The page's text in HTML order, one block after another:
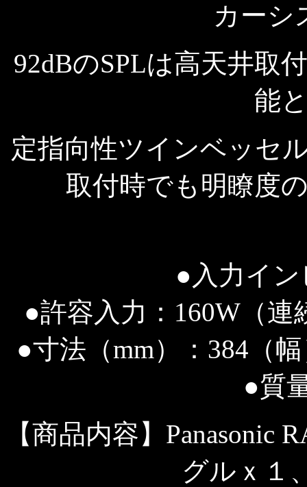
カーシ
92dBのSPLは高天井取
能
定指向性ツインベッセ
取付時でも明瞭度
●入力イ
●許容入力：160W（
●寸法（mm）：384（
●質
【商品内容】Panasonic
グルｘ１